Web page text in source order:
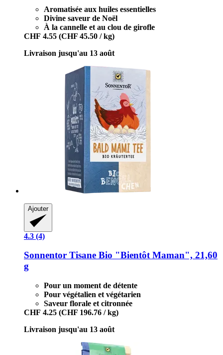
Aromatisée aux huiles essentielles
Divine saveur de Noël
À la cannelle et au clou de girofle
CHF 4.55 (CHF 45.50 / kg)
Livraison jusqu'au 13 août
Ajouter
4.3 (4)
Sonnentor Tisane Bio "Bientôt Maman", 21,60
g
Pour un moment de détente
Pour végétalien et végétarien
Saveur florale et citronnée
CHF 4.25 (CHF 196.76 / kg)
Livraison jusqu'au 13 août